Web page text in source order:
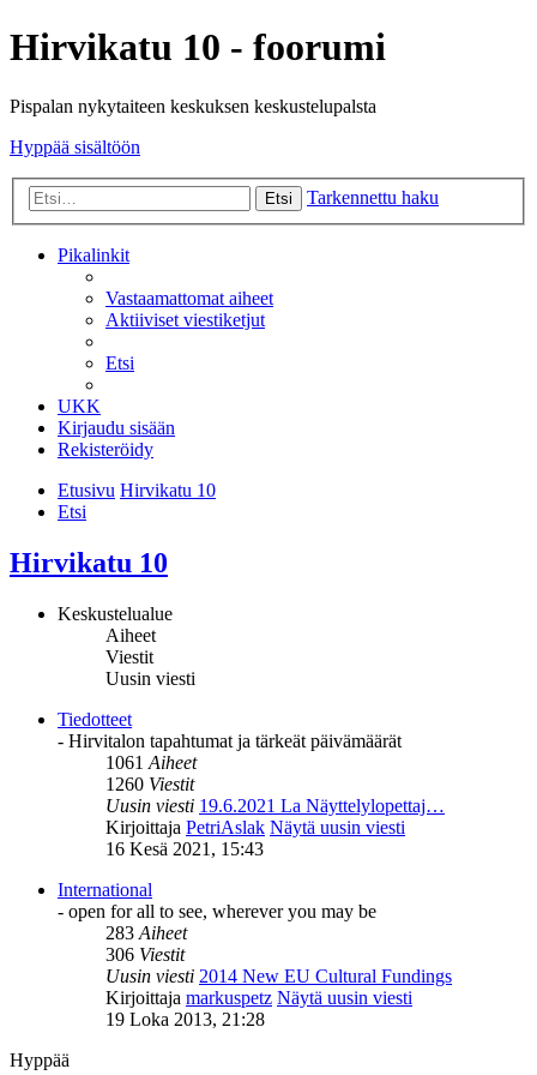
Hirvikatu 10 - foorumi
Pispalan nykytaiteen keskuksen keskustelupalsta
Hyppää sisältöön
Etsi Tarkennettu haku
Pikalinkit
Vastaamattomat aiheet
Aktiiviset viestiketjut
Etsi
UKK
Kirjaudu sisään
Rekisteröidy
Etusivu Hirvikatu 10
Etsi
Hirvikatu 10
Keskustelualue
Aiheet
Viestit
Uusin viesti
Tiedotteet
- Hirvitalon tapahtumat ja tärkeät päivämäärät
1061 Aiheet
1260 Viestit
Uusin viesti 19.6.2021 La Näyttelylopettaj…
Kirjoittaja PetriAslak Näytä uusin viesti
16 Kesä 2021, 15:43
International
- open for all to see, wherever you may be
283 Aiheet
306 Viestit
Uusin viesti 2014 New EU Cultural Fundings
Kirjoittaja markuspetz Näytä uusin viesti
19 Loka 2013, 21:28
Hyppää